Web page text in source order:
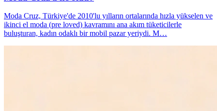
Moda Cruz, Türkiye'de 2010'lu yılların ortalarında hızla yükselen ve
ikinci el moda (pre loved) kavramını ana akım tüketicilerle
buluşturan, kadın odaklı bir mobil pazar yeriydi. M…